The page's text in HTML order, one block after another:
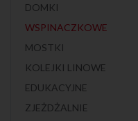
DOMKI
WSPINACZKOWE
MOSTKI
KOLEJKI LINOWE
EDUKACYJNE
ZJEŻDŻALNIE